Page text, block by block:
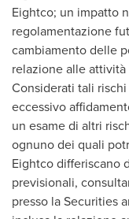
Eightco; un impatto
regolamentazione
cambiamento delle
relazione alle
Considerati tali
eccessivo
un esame di altri
ognuno dei quali
Eightco differiscano
previsionali,
presso la Securities